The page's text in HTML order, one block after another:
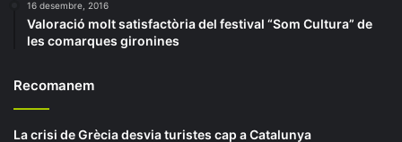
16 desembre, 2016
Valoració molt satisfactòria del festival “Som Cultura” de
les comarques gironines
Recomanem
La crisi de Grècia desvia turistes cap a Catalunya